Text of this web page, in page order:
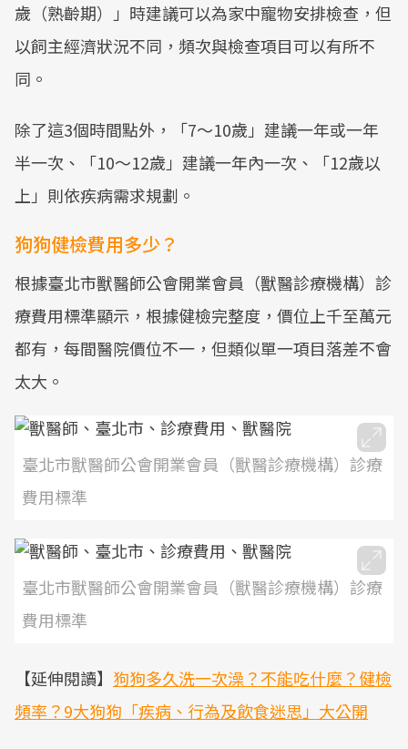
歲（熟齡期）」時建議可以為家中寵物安排檢查，但
以飼主經濟狀況不同，頻次與檢查項目可以有所不
同。
除了這3個時間點外，「7～10歲」建議一年或一年
半一次、「10～12歲」建議一年內一次、「12歲以
上」則依疾病需求規劃。
狗狗健檢費用多少？
根據臺北市獸醫師公會開業會員（獸醫診療機構）診
療費用標準顯示，根據健檢完整度，價位上千至萬元
都有，每間醫院價位不一，但類似單一項目落差不會
太大。
臺北市獸醫師公會開業會員（獸醫診療機構）診療
費用標準
臺北市獸醫師公會開業會員（獸醫診療機構）診療
費用標準
【延伸閱讀】 狗狗多久洗一次澡？不能吃什麼？健檢
頻率？9大狗狗「疾病、行為及飲食迷思」大公開